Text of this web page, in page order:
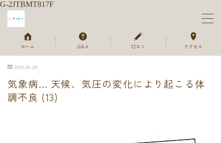
G-2JTBMT817F
MENU
ホーム
メニュー＆ご予約
ホーム Q＆A 口コミ アクセス
2026.06.20
気象病… 天候、気圧の変化により起こる体
調不良 (13)